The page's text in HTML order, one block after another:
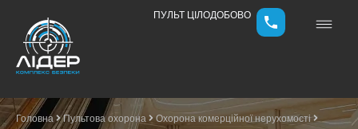
ПУЛЬТ ЦІЛОДОБОВО
Головна Пультова охорона
Охорона комерційної нерухомості